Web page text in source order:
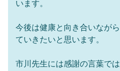
います。
今後は健康と向き合いなが
ていきたいと思います。
市川先生には感謝の言葉で